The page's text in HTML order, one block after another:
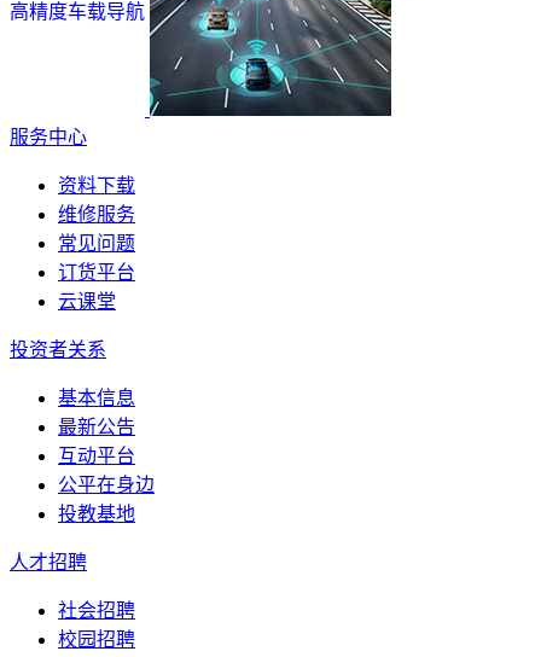
高精度车载导航
服务中心
资料下载
维修服务
常见问题
订货平台
云课堂
投资者关系
基本信息
最新公告
互动平台
公平在身边
投教基地
人才招聘
社会招聘
校园招聘